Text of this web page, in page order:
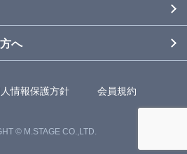
へ
情報保護方針 会員規約
© M.STAGE CO.,LTD.